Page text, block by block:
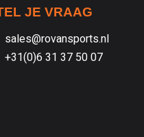
JE VRAAG
sales@rovansports.nl
+31(0)6 31 37 50 07